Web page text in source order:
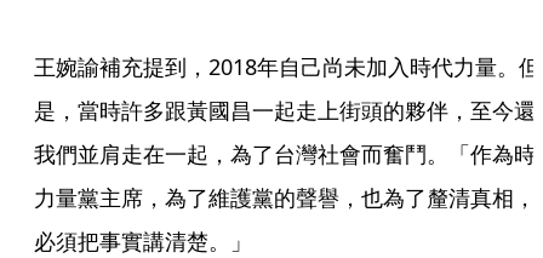
王婉諭補充提到，2018年自己尚未加入時代力量。但
是，當時許多跟黃國昌一起走上街頭的夥伴，至今還
我們並肩走在一起，為了台灣社會而奮鬥。「作為時
力量黨主席，為了維護黨的聲譽，也為了釐清真相，
必須把事實講清楚。」